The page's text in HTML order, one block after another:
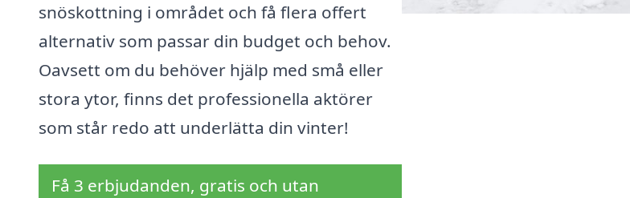
snöskottning i området och få flera offert
alternativ som passar din budget och behov.
Oavsett om du behöver hjälp med små eller
stora ytor, finns det professionella aktörer
som står redo att underlätta din vinter!
Få 3 erbjudanden, gratis och utan